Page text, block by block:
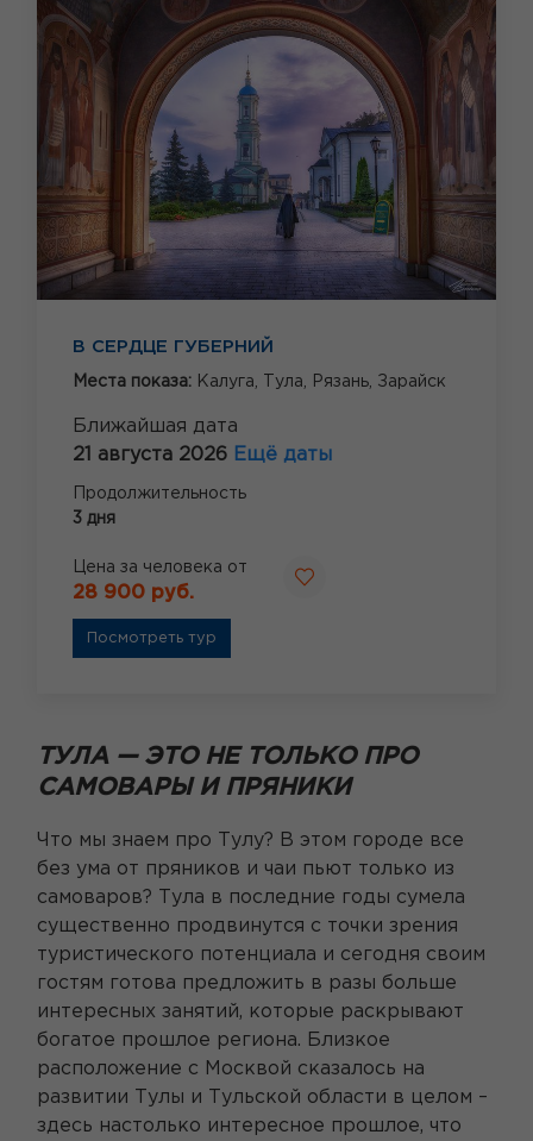
В СЕРДЦЕ ГУБЕРНИЙ
Места показа: Калуга, Тула, Рязань, Зарайск
Ближайшая дата
21 августа 2026 Ещё даты
Продолжительность
3 дня
Цена за человека от
28 900 руб.
Посмотреть тур
ТУЛА — ЭТО НЕ ТОЛЬКО ПРО
САМОВАРЫ И ПРЯНИКИ
Что мы знаем про Тулу? В этом городе все
без ума от пряников и чаи пьют только из
самоваров? Тула в последние годы сумела
существенно продвинутся с точки зрения
туристического потенциала и сегодня своим
гостям готова предложить в разы больше
интересных занятий, которые раскрывают
богатое прошлое региона. Близкое
расположение с Москвой сказалось на
развитии Тулы и Тульской области в целом –
здесь настолько интересное прошлое, что